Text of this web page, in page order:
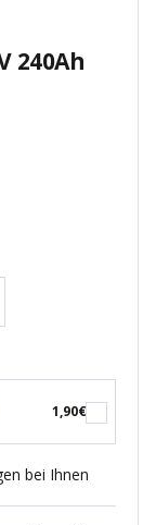
240Ah
1,90€
bei Ihnen